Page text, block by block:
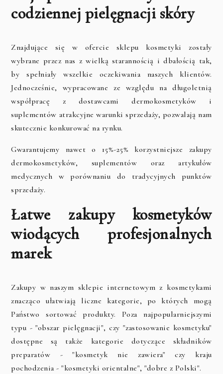
codziennej pielęgnacji skóry
Znajdujące się w ofercie sklepu kosmetyki zostały
wybrane przez nas z wielką starannością i dbałością tak,
by spełniały wszelkie oczekiwania naszych klientów.
Jednocześnie, wypracowane ze względu na długoletnią
współpracę z dostawcami dermokosmetyków i
suplementów atrakcyjne warunki sprzedaży, pozwalają nam
skutecznie konkurować na rynku.
Gwarantujemy nawet o 15%-25% korzystniejsze zakupy
dermokosmetyków, suplementów oraz artykułów
medycznych w porównaniu do tradycyjnych punktów
sprzedaży.
Łatwe zakupy kosmetyków
wiodących profesjonalnych
marek
Zakupy w naszym sklepie internetowym z kosmetykami
znacząco ułatwiają liczne kategorie, po których mogą
Państwo sortować produkty. Poza najpopularniejszymi
typu - "obszar pielęgnacji", czy "zastosowanie kosmetyku"
dostępne są także kategorie dotyczące składników
preparatów - "kosmetyk nie zawiera" czy kraju
pochodzenia - "kosmetyki orientalne", "dobre z Polski".